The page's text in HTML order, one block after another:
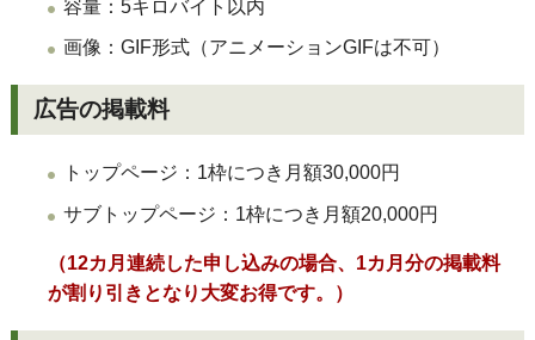
容量：5キロバイト以内
画像：GIF形式（アニメーションGIFは不可）
広告の掲載料
トップページ：1枠につき月額30,000円
サブトップページ：1枠につき月額20,000円
（12カ月連続した申し込みの場合、1カ月分の掲載料
が割り引きとなり大変お得です。）